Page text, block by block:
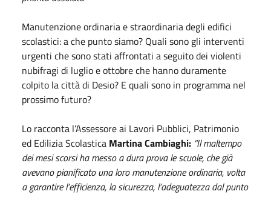
Manutenzione ordinaria e straordinaria degli edifici
scolastici: a che punto siamo? Quali sono gli interventi
urgenti che sono stati affrontati a seguito dei violenti
nubifragi di luglio e ottobre che hanno duramente
colpito la città di Desio? E quali sono in programma nel
prossimo futuro?
Lo racconta l’Assessore ai Lavori Pubblici, Patrimonio
ed Edilizia Scolastica Martina Cambiaghi: “Il maltempo
dei mesi scorsi ha messo a dura prova le scuole, che già
avevano pianificato una loro manutenzione ordinaria, volta
a garantire l’efficienza, la sicurezza, l’adeguatezza dal punto